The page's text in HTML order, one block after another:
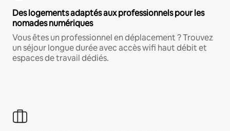
Des logements adaptés aux professionnels pour les
nomades numériques
Vous êtes un professionnel en déplacement ? Trouvez
un séjour longue durée avec accès wifi haut débit et
espaces de travail dédiés.